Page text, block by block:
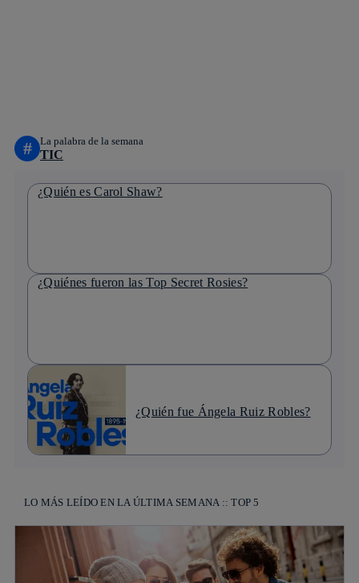
# La palabra de la semana
TIC
¿Quién es Carol Shaw?
¿Quiénes fueron las Top Secret Rosies?
¿Quién fue Ángela Ruiz Robles?
LO MÁS LEÍDO EN LA ÚLTIMA SEMANA :: TOP 5